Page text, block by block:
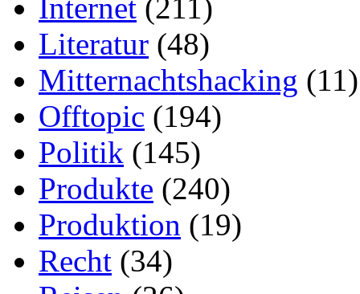
Internet (211)
Literatur (48)
Mitternachtshacking (11)
Offtopic (194)
Politik (145)
Produkte (240)
Produktion (19)
Recht (34)